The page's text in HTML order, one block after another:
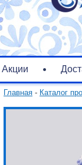
Акции
Главная - Каталог